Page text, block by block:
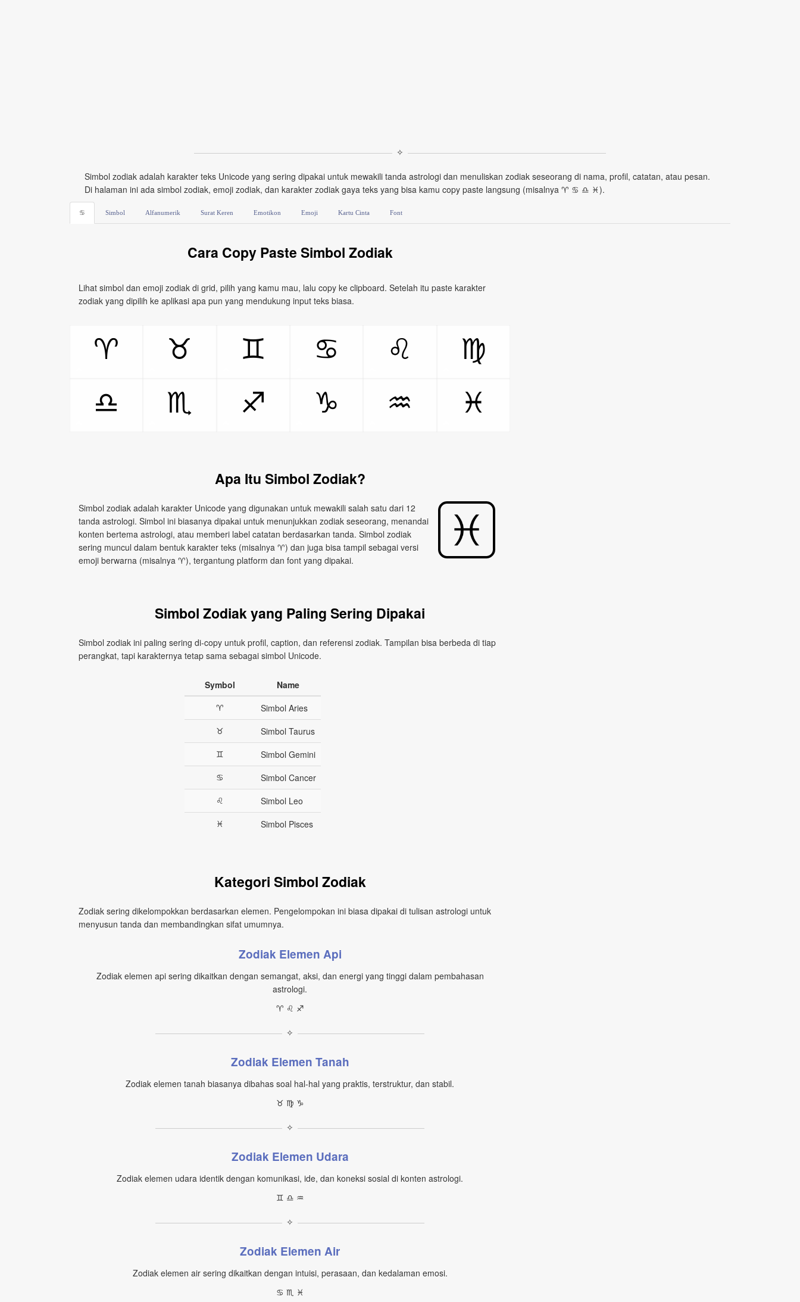
✧
Simbol zodiak adalah karakter teks Unicode yang sering dipakai untuk mewakili tanda astrologi dan menuliskan zodiak seseorang di nama, profil, catatan, atau pesan.
Di halaman ini ada simbol zodiak, emoji zodiak, dan karakter zodiak gaya teks yang bisa kamu copy paste langsung (misalnya ♈︎ ♋︎ ♎︎ ♓︎).
♋ Simbol Alfanumerik Surat Keren Emotikon Emoji Kartu Cinta Font
Cara Copy Paste Simbol Zodiak
Lihat simbol dan emoji zodiak di grid, pilih yang kamu mau, lalu copy ke clipboard. Setelah itu paste karakter
zodiak yang dipilih ke aplikasi apa pun yang mendukung input teks biasa.
♈ ♉ ♊ ♋ ♌
♍
♎
♏ ♐ ♑ ♒ ♓
Apa Itu Simbol Zodiak?
Simbol zodiak adalah karakter Unicode yang digunakan untuk mewakili salah satu dari 12
tanda astrologi. Simbol ini biasanya dipakai untuk menunjukkan zodiak seseorang, menandai
konten bertema astrologi, atau memberi label catatan berdasarkan tanda. Simbol zodiak
sering muncul dalam bentuk karakter teks (misalnya ♈︎) dan juga bisa tampil sebagai versi
emoji berwarna (misalnya ♈), tergantung platform dan font yang dipakai.
Simbol Zodiak yang Paling Sering Dipakai
Simbol zodiak ini paling sering di‑copy untuk profil, caption, dan referensi zodiak. Tampilan bisa berbeda di tiap
perangkat, tapi karakternya tetap sama sebagai simbol Unicode.
Symbol
Name
♈︎
Simbol Aries
♉︎
Simbol Taurus
♊︎
Simbol Gemini
♋︎
Simbol Cancer
♌︎
Simbol Leo
♓︎
Simbol Pisces
Kategori Simbol Zodiak
Zodiak sering dikelompokkan berdasarkan elemen. Pengelompokan ini biasa dipakai di tulisan astrologi untuk
menyusun tanda dan membandingkan sifat umumnya.
Zodiak Elemen Api
Zodiak elemen api sering dikaitkan dengan semangat, aksi, dan energi yang tinggi dalam pembahasan
astrologi.
♈︎ ♌︎ ♐︎
✧
Zodiak Elemen Tanah
Zodiak elemen tanah biasanya dibahas soal hal‑hal yang praktis, terstruktur, dan stabil.
♉︎ ♍︎ ♑︎
✧
Zodiak Elemen Udara
Zodiak elemen udara identik dengan komunikasi, ide, dan koneksi sosial di konten astrologi.
♊︎ ♎︎ ♒︎
✧
Zodiak Elemen Air
Zodiak elemen air sering dikaitkan dengan intuisi, perasaan, dan kedalaman emosi.
♋︎ ♏︎ ♓︎